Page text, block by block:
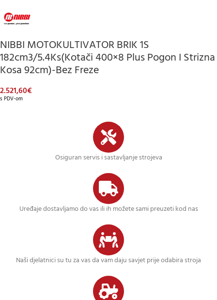
NIBBI MOTOKULTIVATOR BRIK 1S
182cm3/5.4Ks(kotači 400×8 Plus Pogon I Strizna
Kosa 92cm)-Bez Freze
2.521,60€
s PDV-om
Osiguran servis i sastavljanje strojeva
Uređaje dostavljamo do vas ili ih možete sami preuzeti kod nas
Naši djelatnici su tu za vas da vam daju savjet prije odabira stroja